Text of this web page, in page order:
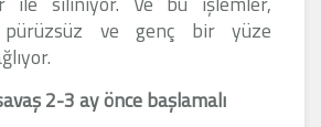
ve genç bir yüze
2-3 ay önce başlamalı